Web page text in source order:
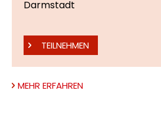
Darmstadt
TEILNEHMEN
MEHR ERFAHREN